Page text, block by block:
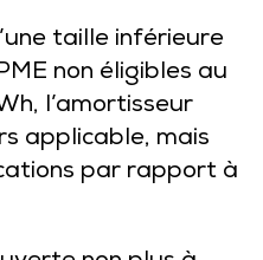
taille inférieure
non éligibles au
l’amortisseur
applicable, mais
par rapport à